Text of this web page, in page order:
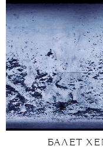
БАЛЕТ